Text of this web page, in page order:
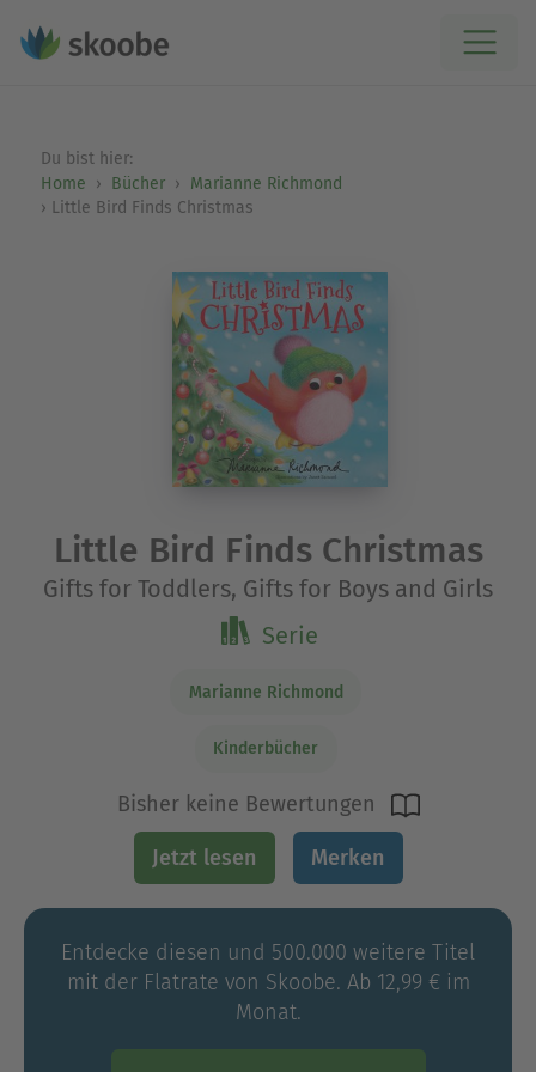
Du bist hier:
Home
Bücher
Marianne Richmond
Little Bird Finds Christmas
Little Bird Finds Christmas
Gifts for Toddlers, Gifts for Boys and Girls
Serie
Marianne Richmond
Kinderbücher
Bisher keine Bewertungen
Jetzt lesen Merken
Entdecke diesen und 500.000 weitere Titel
mit der Flatrate von Skoobe. Ab 12,99 € im
Monat.